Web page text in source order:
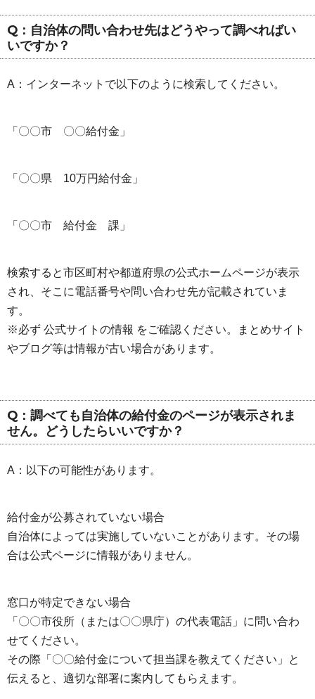
Q：自治体の問い合わせ先はどうやって調べればい
いですか？
A：インターネットで以下のように検索してください。
「〇〇市 〇〇給付金」
「〇〇県 10万円給付金」
「〇〇市 給付金 課」
検索すると市区町村や都道府県の公式ホームページが表示
され、そこに電話番号や問い合わせ先が記載されていま
す。
※必ず 公式サイトの情報 をご確認ください。まとめサイト
やブログ等は情報が古い場合があります。
Q：調べても自治体の給付金のページが表示されま
せん。どうしたらいいですか？
A：以下の可能性があります。
給付金が公募されていない場合
自治体によっては実施していないことがあります。その場
合は公式ページに情報がありません。
窓口が特定できない場合
「〇〇市役所（または〇〇県庁）の代表電話」に問い合わ
せてください。
その際「〇〇給付金について担当課を教えてください」と
伝えると、適切な部署に案内してもらえます。